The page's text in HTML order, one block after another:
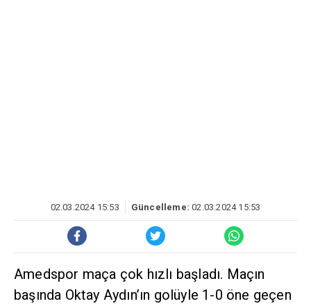
02.03.2024 15:53 Güncelleme: 02.03.2024 15:53
Amedspor maça çok hızlı başladı. Maçın
başında Oktay Aydın’ın golüyle 1-0 öne geçen